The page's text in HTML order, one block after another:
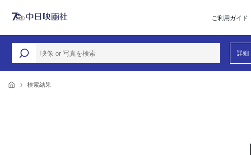
ご利用ガイド
詳細
検索結果